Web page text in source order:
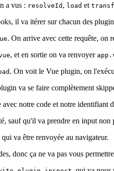
a vus : resolveId , load et
il va itérer sur chacun des
. On arrive avec cette requête, on
, et en sortie on va renvoyer
. On voit le Vue plugin, on
va se faire complètement
avec notre code et notre identifiant
sauf qu'il va prendre en input non
va être renvoyée au navigateur.
donc ça ne va pas vous